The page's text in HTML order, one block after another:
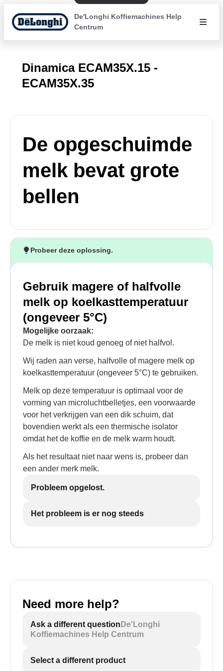
De'Longhi Koffiemachines Help
Centrum
Dinamica ECAM35X.15 -
ECAM35X.35
De opgeschuimde
melk bevat grote
bellen
Probeer deze oplossing.
Gebruik magere of halfvolle
melk op koelkasttemperatuur
(ongeveer 5°C)
Mogelijke oorzaak:
De melk is niet koud genoeg of niet halfvol.
Wij raden aan verse, halfvolle of magere melk op
koelkasttemperatuur (ongeveer 5°C) te gebruiken.
Melk op deze temperatuur is optimaal voor de
vorming van microluchtbelletjes, een voorwaarde
voor het verkrijgen van een dik schuim, dat
bovendien werkt als een thermische isolator
omdat het de koffie en de melk warm houdt.
Als het resultaat niet naar wens is, probeer dan
een ander merk melk.
Probleem opgelost.
Het probleem is er nog steeds
Need more help?
Ask a different question De'Longhi
Koffiemachines Help Centrum
Select a different product